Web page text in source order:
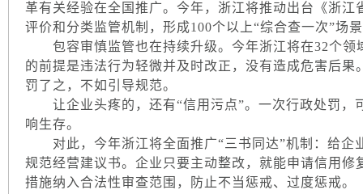
革有关经验在全国推广。今年，浙江将推动出台《浙
评价和分类监管机制，形成100个以上“综合查一次”场
包容审慎监管也在持续升级。今年浙江将在32个领
的前提是违法行为轻微并及时改正，没有造成危害后
罚了之，不如引导规范。
让企业头疼的，还有“信用污点”。一次行政处罚，
响生存。
对此，今年浙江将全面推广“三书同达”机制：给企
规范经营建议书。企业只要主动整改，就能申请信用
措施纳入合法性审查范围，防止不当惩戒、过度惩戒。